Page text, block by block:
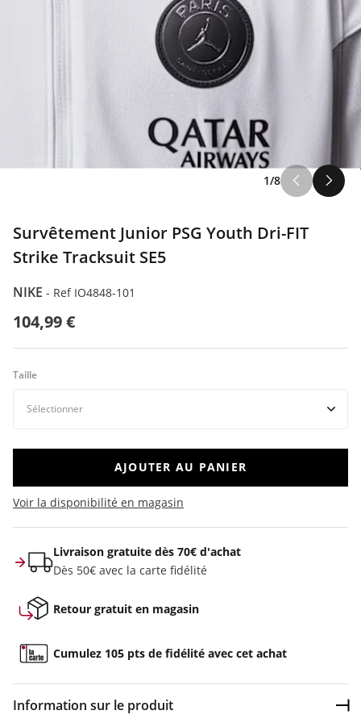
1/8
Survêtement Junior PSG Youth Dri-FIT
Strike Tracksuit SE5
NIKE - Ref IO4848-101
104,99 €
Taille
AJOUTER AU PANIER
Voir la disponibilité en magasin
Livraison gratuite dès 70€ d'achat
Dès 50€ avec la carte fidélité
Retour gratuit en magasin
Cumulez 105 pts de fidélité avec cet achat
Information sur le produit